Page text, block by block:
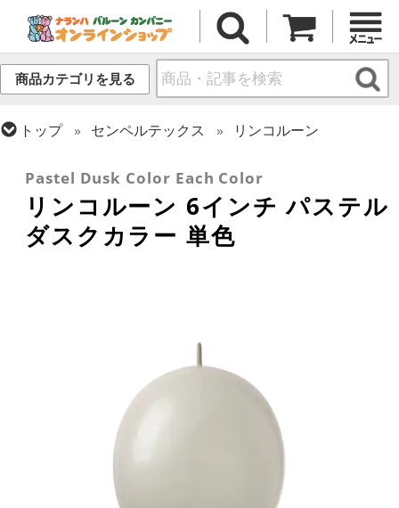
商品カテゴリを見る
トップ センペルテックス
リンコルーン
Pastel Dusk Color Each Color
リンコルーン 6インチ パステル
ダスクカラー 単色